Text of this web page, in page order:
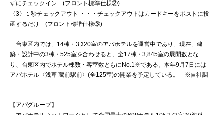
ずにチェックイン (フロント標準仕様②)
〈3〉１秒チェックアウト ・・・チェックアウトはカードキーをポストに投
函するだけ (フロント標準仕様③)
台東区内では、14棟・3,320室のアパホテルを運営中であり、現在、建
築・設計中の3棟・525室を合わせると、全17棟・3,845室の展開数とな
り、台東区内でホテル棟数・客室数ともにNo.1※である。本年9月7日には
アパホテル〈浅草 蔵前駅前〉(全125室)の開業を予定している。 ※自社調
【アパグループ】